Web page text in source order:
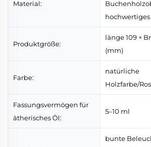
Material:
Produktgröße:
länge 109 ×
(mm)
Farbe:
natürliche
Holzfarbe/
Fassungsvermögen für
ätherisches Öl:
5–10 ml
bunte